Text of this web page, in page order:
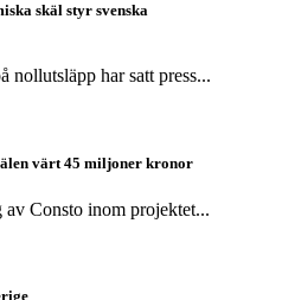
skäl styr svenska
nollutsläpp har satt press...
värt 45 miljoner kronor
av Consto inom projektet...